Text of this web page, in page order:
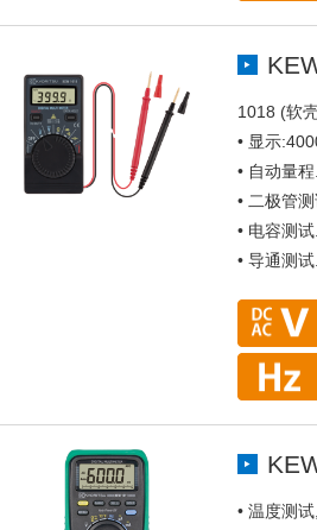
1018 (软
• 显示
• 自动量程.
• 二极管测
• 电容测试.
• 导通测试.
• 温度测